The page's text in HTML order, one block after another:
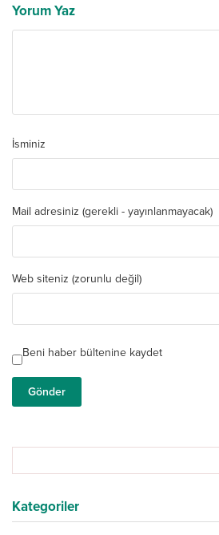
Yorum Yaz
İsminiz
Mail adresiniz (gerekli - yayınlanmayacak)
Web siteniz (zorunlu değil)
Beni haber bültenine kaydet
Kategoriler